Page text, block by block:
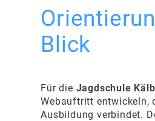
Blick
Für die Jagdschule
Webauftritt entwickeln,
Ausbildung verbindet.